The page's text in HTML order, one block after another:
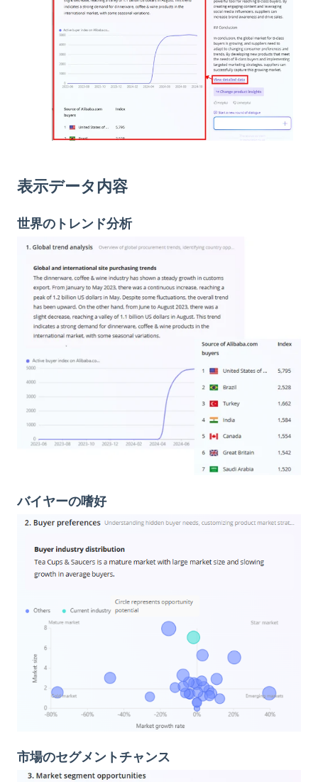
表示データ内容
世界のトレンド分析
バイヤーの嗜好
市場のセグメントチャンス